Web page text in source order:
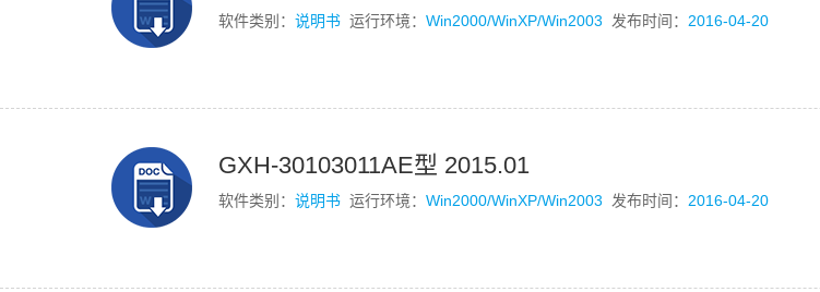
软件类别： 说明书 运行环境： Win2000/WinXP/Win2003 发布时间： 2016-04-20
GXH-30103011AE型 2015.01
软件类别： 说明书 运行环境： Win2000/WinXP/Win2003 发布时间： 2016-04-20